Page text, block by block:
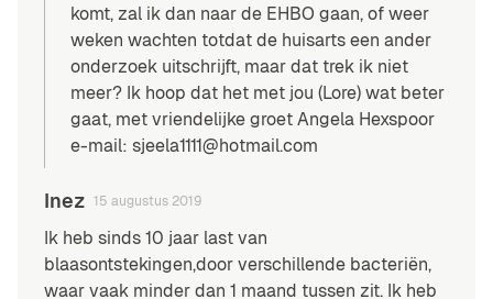
komt, zal ik dan naar de EHBO gaan, of weer
weken wachten totdat de huisarts een ander
onderzoek uitschrijft, maar dat trek ik niet
meer? Ik hoop dat het met jou (Lore) wat beter
gaat, met vriendelijke groet Angela Hexspoor
e-mail: sjeela1111@hotmail.com
Inez 15 augustus 2019
Ik heb sinds 10 jaar last van
blaasontstekingen,door verschillende bacteriën,
waar vaak minder dan 1 maand tussen zit. Ik heb